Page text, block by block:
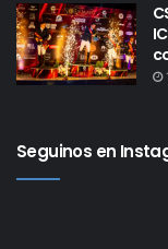
Seguinos en